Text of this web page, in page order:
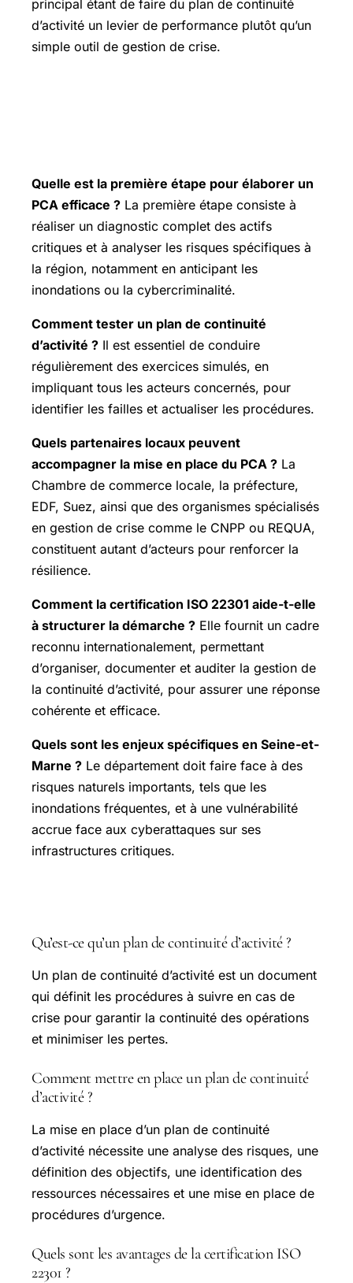
principal étant de faire du plan de continuité
d’activité un levier de performance plutôt qu’un
simple outil de gestion de crise.
Quelle est la première étape pour élaborer un
PCA efficace ? La première étape consiste à
réaliser un diagnostic complet des actifs
critiques et à analyser les risques spécifiques à
la région, notamment en anticipant les
inondations ou la cybercriminalité.
Comment tester un plan de continuité
d’activité ? Il est essentiel de conduire
régulièrement des exercices simulés, en
impliquant tous les acteurs concernés, pour
identifier les failles et actualiser les procédures.
Quels partenaires locaux peuvent
accompagner la mise en place du PCA ? La
Chambre de commerce locale, la préfecture,
EDF, Suez, ainsi que des organismes spécialisés
en gestion de crise comme le CNPP ou REQUA,
constituent autant d’acteurs pour renforcer la
résilience.
Comment la certification ISO 22301 aide-t-elle
à structurer la démarche ? Elle fournit un cadre
reconnu internationalement, permettant
d’organiser, documenter et auditer la gestion de
la continuité d’activité, pour assurer une réponse
cohérente et efficace.
Quels sont les enjeux spécifiques en Seine-et-
Marne ? Le département doit faire face à des
risques naturels importants, tels que les
inondations fréquentes, et à une vulnérabilité
accrue face aux cyberattaques sur ses
infrastructures critiques.
Qu’est-ce qu’un plan de continuité d’activité ?
Un plan de continuité d’activité est un document
qui définit les procédures à suivre en cas de
crise pour garantir la continuité des opérations
et minimiser les pertes.
Comment mettre en place un plan de continuité
d’activité ?
La mise en place d’un plan de continuité
d’activité nécessite une analyse des risques, une
définition des objectifs, une identification des
ressources nécessaires et une mise en place de
procédures d’urgence.
Quels sont les avantages de la certification ISO
22301 ?